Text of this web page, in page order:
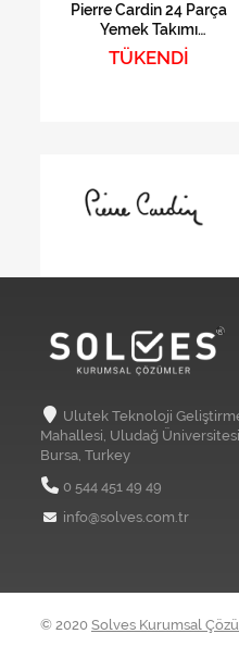
Pierre Cardin 24 Parça
Yemek Takımı
(Gardenia)
TÜKENDİ
Ulutek Teknoloji
Mahallesi, Uludağ
Bursa, Turkey
0 544 451 49 49
info@solves.com.tr
© 2020Solves Kurumsal